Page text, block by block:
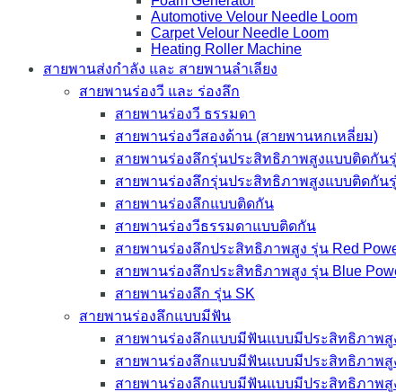
Automotive Velour Needle Loom
Carpet Velour Needle Loom
Heating Roller Machine
สายพานส่งกำลัง และ สายพานลำเลียง
สายพานร่องวี และ ร่องลึก
สายพานร่องวี ธรรมดา
สายพานร่องวีสองด้าน (สายพานหกเหลี่ยม)
สายพานร่องลึกรุ่นประสิทธิภาพสูงแบบติดกัน
สายพานร่องลึกรุ่นประสิทธิภาพสูงแบบติดกัน
สายพานร่องลึกแบบติดกัน
สายพานร่องวีธรรมดาแบบติดกัน
สายพานร่องลึกประสิทธิภาพสูง รุ่น Red
สายพานร่องลึกประสิทธิภาพสูง รุ่น Blue
สายพานร่องลึก รุ่น SK
สายพานร่องลึกแบบมีฟัน
สายพานร่องลึกแบบมีฟันแบบมีประสิทธิภาพสูง
สายพานร่องลึกแบบมีฟันแบบมีประสิทธิภาพสูง
สายพานร่องลึกแบบมีฟันแบบมีประสิทธิภาพสู